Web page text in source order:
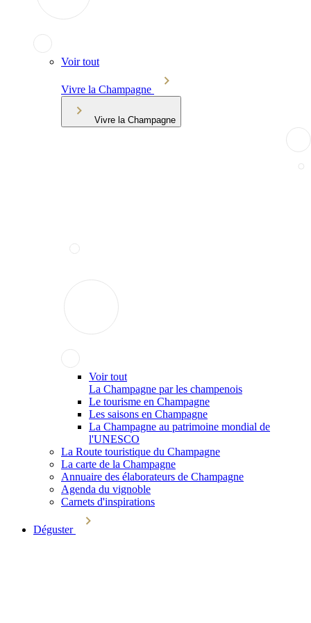
Voir tout
Vivre la Champagne
Vivre la Champagne
Voir tout
La Champagne par les champenois
Le tourisme en Champagne
Les saisons en Champagne
La Champagne au patrimoine mondial de
l'UNESCO
La Route touristique du Champagne
La carte de la Champagne
Annuaire des élaborateurs de Champagne
Agenda du vignoble
Carnets d'inspirations
Déguster